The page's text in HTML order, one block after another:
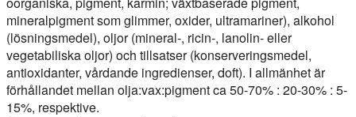
mineralpigment som glimmer, oxider, ultramariner), alkohol
(lösningsmedel), oljor (mineral-, ricin-, lanolin- eller
vegetabiliska oljor) och tillsatser (konserveringsmedel,
antioxidanter, vårdande ingredienser, doft). I allmänhet är
förhållandet mellan olja:vax:pigment ca 50-70% : 20-30% : 5-
15%, respektive.